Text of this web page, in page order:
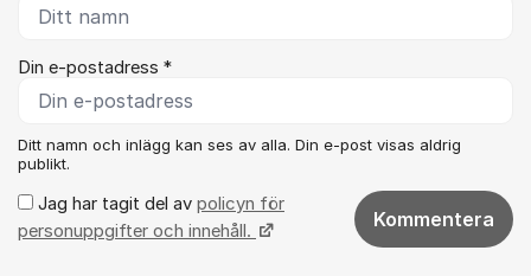
Din e-postadress *
Ditt namn och inlägg kan ses av alla. Din e-post visas aldrig
publikt.
Jag har tagit del av policyn för
personuppgifter och innehåll.
Kommentera